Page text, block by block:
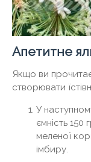
Апетитне
Якщо ви
створювати
У
ємність
меленої
імбиру.